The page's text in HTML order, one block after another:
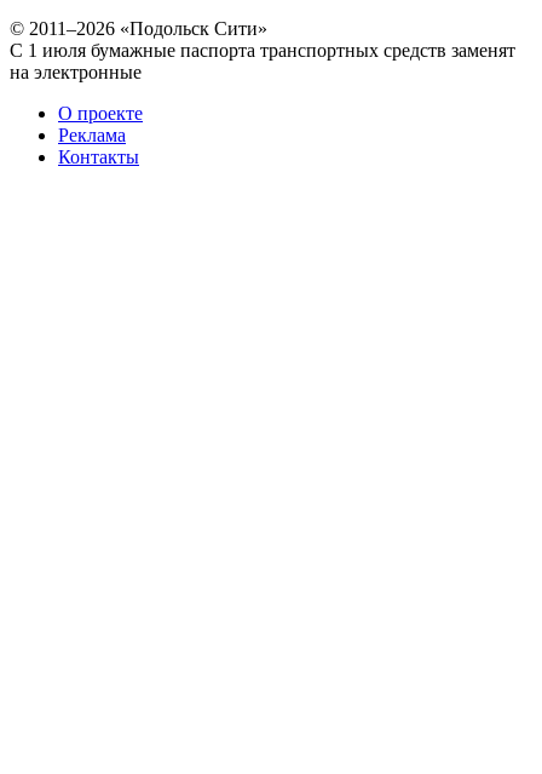
© 2011–2026 «Подольск Сити»
С 1 июля бумажные паспорта транспортных средств заменят
на электронные
О проекте
Реклама
Контакты